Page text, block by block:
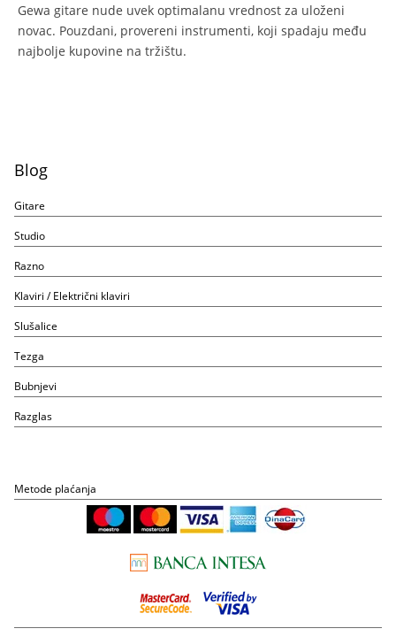
Gewa gitare nude uvek optimalanu vrednost za uloženi
novac. Pouzdani, provereni instrumenti, koji spadaju među
najbolje kupovine na tržištu.
Blog
Gitare
Studio
Razno
Klaviri / Električni klaviri
Slušalice
Tezga
Bubnjevi
Razglas
Metode plaćanja